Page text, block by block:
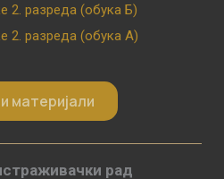
2. разреда (обука Б)
2. разреда (обука А)
материјали
рад